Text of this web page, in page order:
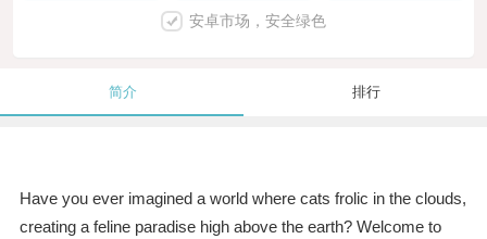
安卓市场，安全绿色
简介 排行
Have you ever imagined a world where cats frolic in the clouds,
creating a feline paradise high above the earth? Welcome to